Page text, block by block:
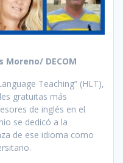
Moreno/ DECOM
Teaching” (HLT),
gratuitas más
de inglés en el
se dedicó a la
de ese idioma como